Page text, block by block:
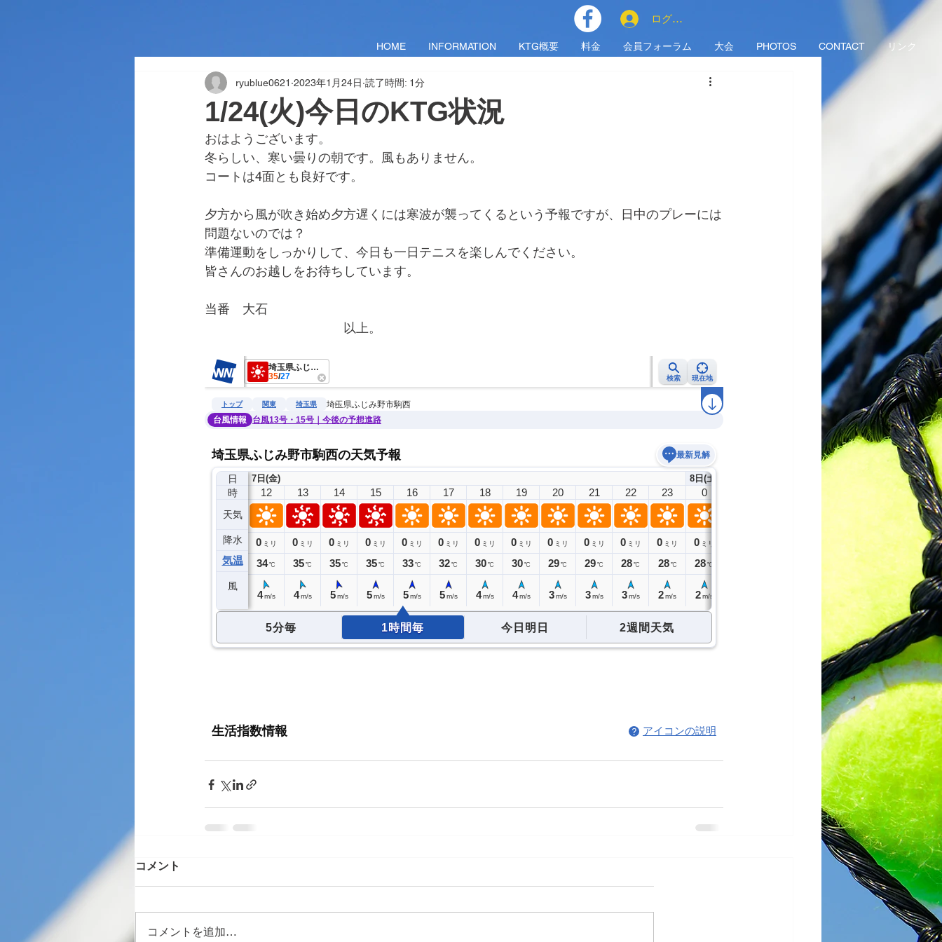
HOME INFORMATION KTG概要 料金 会員フォーラム 大会 PHOTOS CONTACT リンク
ログイン
1/24(火)今日のKTG状況
ryublue0621 2023年1月24日 読了時間: 1分
おはようございます。
冬らしい、寒い曇りの朝です。風もありません。
コートは4面とも良好です。
夕方から風が吹き始め夕方遅くには寒波が襲ってくるという予報ですが、日中のプレーには
問題ないのでは？
準備運動をしっかりして、今日も一日テニスを楽しんでください。
皆さんのお越しをお待ちしています。
当番　大石
以上。
コメント
コメントを追加…